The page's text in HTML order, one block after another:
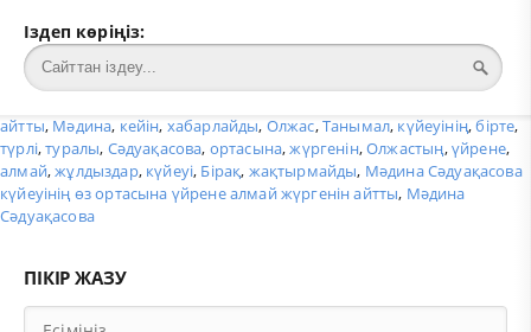
Іздеп көріңіз:
айтты, Мәдина, кейін, хабарлайды, Олжас,Танымал, күйеуінің,бірте,
түрлі,туралы, Сәдуақасова, ортасына,жүргенін,Олжастың,үйрене,
алмай,жұлдыздар, күйеуі, Бірақ, жақтырмайды, Мәдина Сәдуақасова
күйеуінің өз ортасына үйрене алмай жүргенін айтты, Мәдина
Сәдуақасова
ПІКІР ЖАЗУ